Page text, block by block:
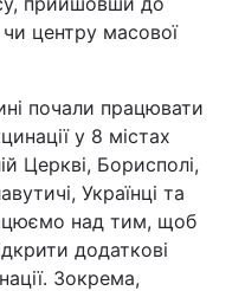
центру масової
почали працювати
у 8 містах
Церкві, Борисполі,
Українці та
над тим, щоб
додаткові
Зокрема,